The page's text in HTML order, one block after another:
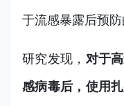
于流感暴露后预防
研究发现， 对于
感病毒后，使用